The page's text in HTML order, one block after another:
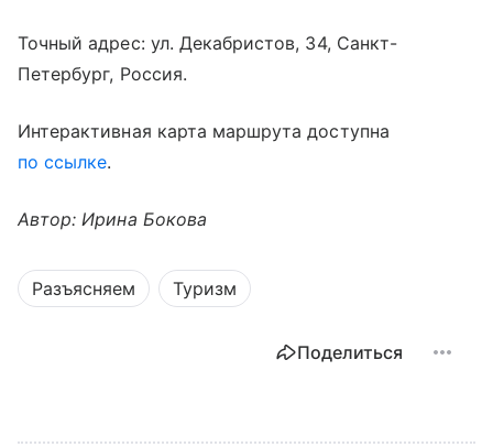
Точный адрес: ул. Декабристов, 34, Санкт-
Петербург, Россия.
Интерактивная карта маршрута доступна
по ссылке.
Автор: Ирина Бокова
Разъясняем Туризм
Поделиться